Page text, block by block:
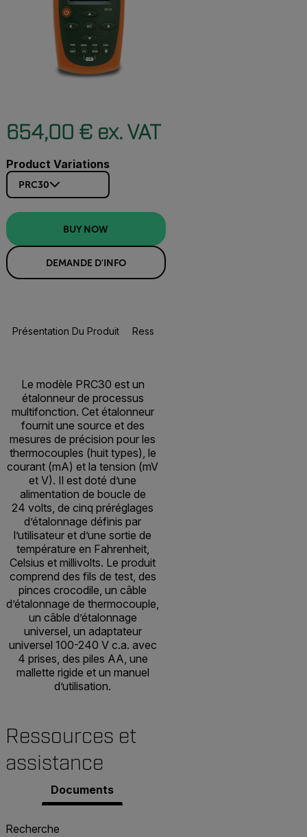
654,00 € ex. VAT
Product Variations
PRC30
BUY NOW
DEMANDE D'INFO
Présentation Du Produit Ressources Et Assistance
Le modèle PRC30 est un
étalonneur de processus
multifonction. Cet étalonneur
fournit une source et des
mesures de précision pour les
thermocouples (huit types), le
courant (mA) et la tension (mV
et V). Il est doté d’une
alimentation de boucle de
24 volts, de cinq préréglages
d’étalonnage définis par
l’utilisateur et d’une sortie de
température en Fahrenheit,
Celsius et millivolts. Le produit
comprend des fils de test, des
pinces crocodile, un câble
d’étalonnage de thermocouple,
un câble d’étalonnage
universel, un adaptateur
universel 100-240 V c.a. avec
4 prises, des piles AA, une
mallette rigide et un manuel
d’utilisation.
Ressources et
assistance
Documents
Recherche